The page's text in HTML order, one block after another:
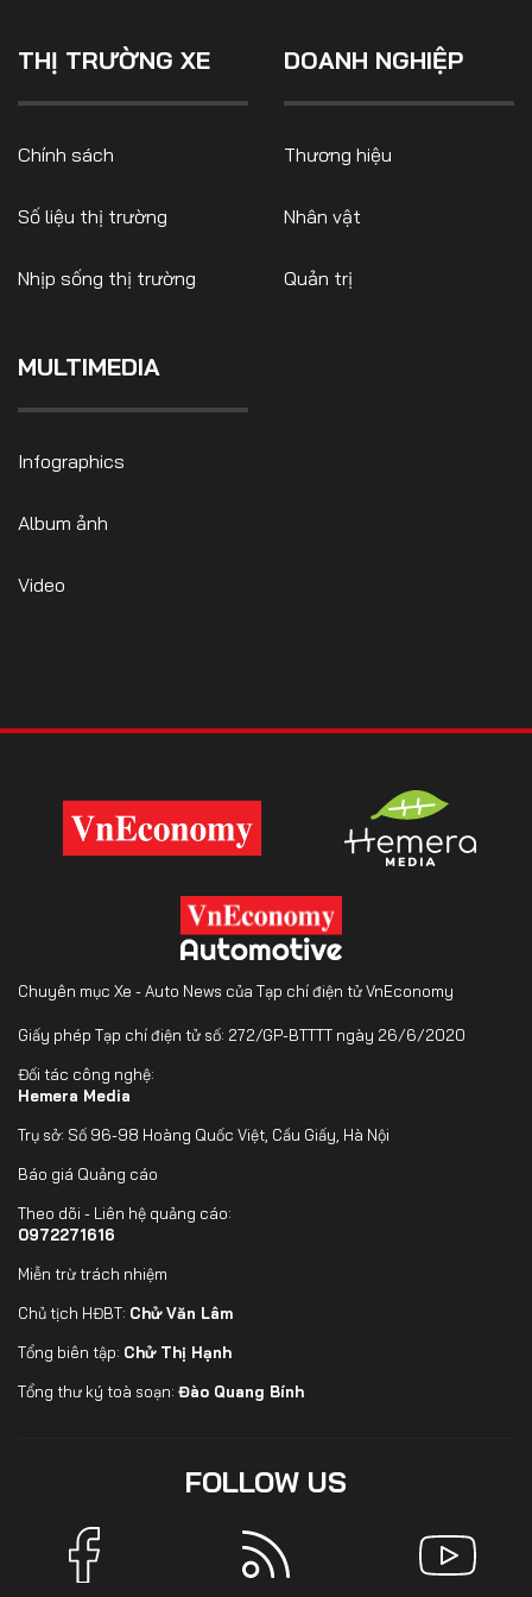
CONTACT US
THỊ TRƯỜNG XE
Chính sách
Số liệu thị trường
Nhịp sống thị trường
DOANH NGHIỆP
Thương hiệu
Nhân vật
Quản trị
MULTIMEDIA
Infographics
Album ảnh
Video
Chuyên mục Xe - Auto News của Tạp chí điện tử VnEconomy
Giấy phép Tạp chí điện tử số: 272/GP-BTTTT ngày 26/6/2020
Đối tác công nghệ:
Hemera Media
Trụ sở: Số 96-98 Hoàng Quốc Việt, Cầu Giấy, Hà Nội
Báo giá Quảng cáo
Theo dõi - Liên hệ quảng cáo:
0972271616
Miễn trừ trách nhiệm
Chủ tịch HĐBT: Chử Văn Lâm
Tổng biên tập: Chử Thị Hạnh
Tổng thư ký toà soạn: Đào Quang Bính
FOLLOW US